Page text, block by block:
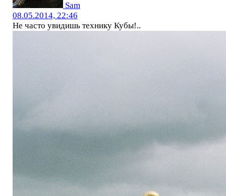
Sam
08.05.2014, 22:46
Не часто увидишь технику Кубы!..